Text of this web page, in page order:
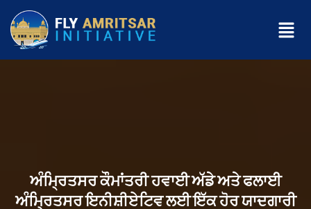
ਅੰਮ੍ਰਿਤਸਰ ਕੌਮਾਂਤਰੀ ਹਵਾਈ ਅੱਡੇ ਅਤੇ ਫਲਾਈ
ਅੰਮ੍ਰਿਤਸਰ ਇਨੀਸ਼ੀਏਟਿਵ ਲਈ ਇੱਕ ਹੋਰ ਯਾਦਗਾਰੀ